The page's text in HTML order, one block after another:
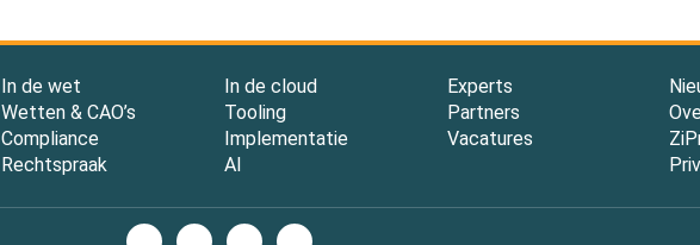
In de wet
Wetten & CAO’s
Compliance
Rechtspraak
In de cloud
Tooling
Implementatie
AI
Experts
Partners
Vacatures